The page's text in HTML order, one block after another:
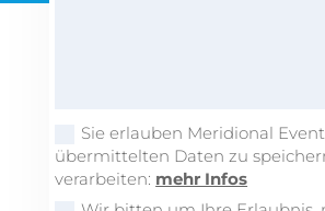
Sie erlauben Meridional
übermittelten Daten zu
verarbeiten: mehr Infos